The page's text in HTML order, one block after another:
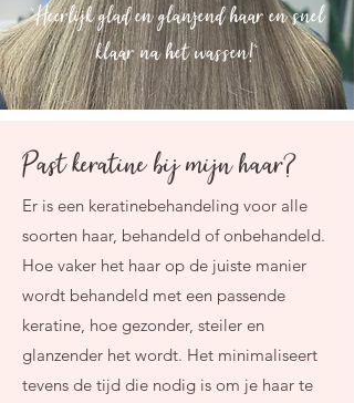
"Heerlijk glad en glanzend haar en snel
klaar na het wassen!"
Past keratine bij mijn haar?
Er is een keratinebehandeling voor alle
soorten haar, behandeld of onbehandeld.
Hoe vaker het haar op de juiste manier
wordt behandeld met een passende
keratine, hoe gezonder, steiler en
glanzender het wordt. Het minimaliseert
tevens de tijd die nodig is om je haar te